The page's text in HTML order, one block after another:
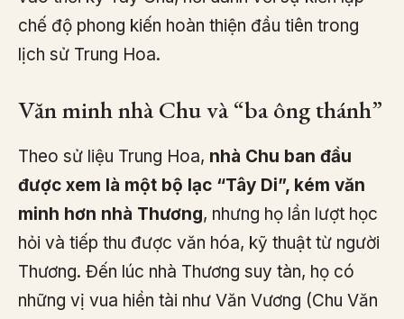
chế độ phong kiến hoàn thiện đầu tiên trong
lịch sử Trung Hoa.
Văn minh nhà Chu và “ba ông thánh”
Theo sử liệu Trung Hoa, nhà Chu ban đầu
được xem là một bộ lạc “Tây Di”, kém văn
minh hơn nhà Thương, nhưng họ lần lượt học
hỏi và tiếp thu được văn hóa, kỹ thuật từ người
Thương. Đến lúc nhà Thương suy tàn, họ có
những vị vua hiền tài như Văn Vương (Chu Văn